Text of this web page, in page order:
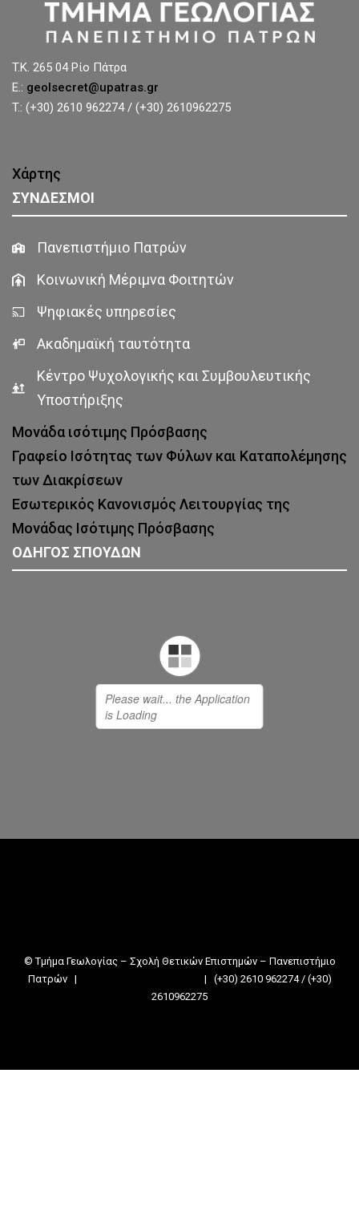
T.K. 265 04 Ρίο Πάτρα
E.: geolsecret@upatras.gr
T.: (+30) 2610 962274 / (+30) 2610962275
Χάρτης
ΣΥΝΔΕΣΜΟΙ
Πανεπιστήμιο Πατρών
Κοινωνική Μέριμνα Φοιτητών
Ψηφιακές υπηρεσίες
Ακαδημαϊκή ταυτότητα
Κέντρο Ψυχολογικής και Συμβουλευτικής
Υποστήριξης
Μονάδα ισότιμης Πρόσβασης
Γραφείο Ισότητας των Φύλων και Καταπολέμησης
των Διακρίσεων
Εσωτερικός Κανονισμός Λειτουργίας της
Μονάδας Ισότιμης Πρόσβασης
ΟΔΗΓΟΣ ΣΠΟΥΔΩΝ
© Τμήμα Γεωλογίας – Σχολή Θετικών Επιστημών – Πανεπιστήμιο
Πατρών |
| (+30) 2610 962274 / (+30)
2610962275